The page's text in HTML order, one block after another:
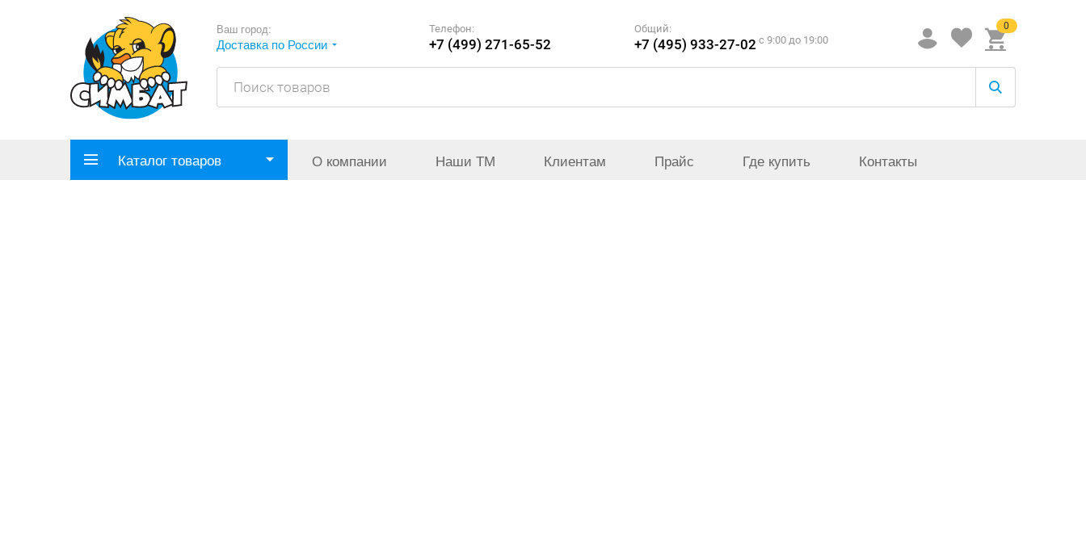
Ваш город:
Доставка по России
Телефон:
+7 (499) 271-65-52
Общий:
+7 (495) 933-27-02 c 9:00 до 19:00
0
Каталог товаров О компании Наши ТМ Клиентам Прайс Где купить Контакты